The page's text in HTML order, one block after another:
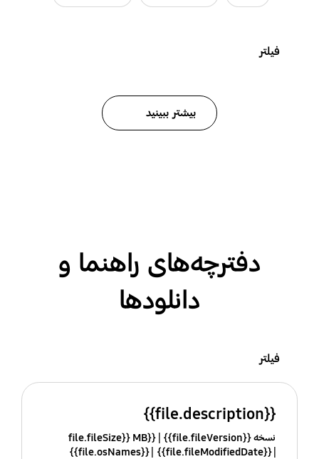
فیلتر
بیشتر ببینید
دفترچه‌های راهنما و
دانلودها
فیلتر
{{file.description}}
نسخه {{file.fileVersion}}
{{file.fileSize}} MB
{{file.fileModifiedDate}}
{{file.osNames}}